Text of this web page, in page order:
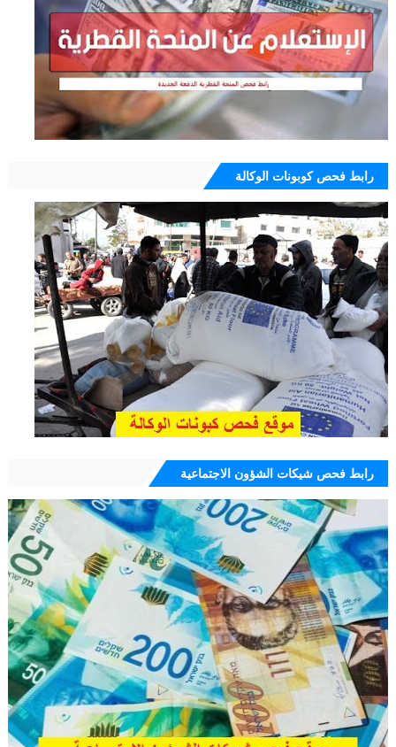
رابط فحص كوبونات الوكالة
رابط فحص شيكات الشؤون الاجتماعية